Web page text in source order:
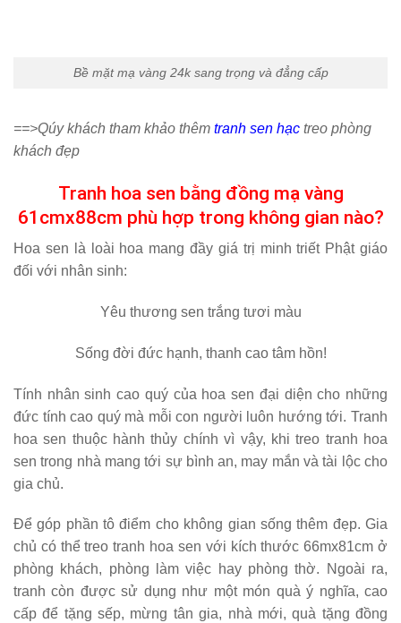
Bề mặt mạ vàng 24k sang trọng và đẳng cấp
==>Qúy khách tham khảo thêm tranh sen hạc treo phòng
khách đẹp
Tranh hoa sen bằng đồng mạ vàng
61cmx88cm phù hợp trong không gian nào?
Hoa sen là loài hoa mang đầy giá trị minh triết Phật giáo
đối với nhân sinh:
Yêu thương sen trắng tươi màu
Sống đời đức hạnh, thanh cao tâm hồn!
Tính nhân sinh cao quý của hoa sen đại diện cho những
đức tính cao quý mà mỗi con người luôn hướng tới. Tranh
hoa sen thuộc hành thủy chính vì vậy, khi treo tranh hoa
sen trong nhà mang tới sự bình an, may mắn và tài lộc cho
gia chủ.
Để góp phần tô điểm cho không gian sống thêm đẹp. Gia
chủ có thể treo tranh hoa sen với kích thước 66mx81cm ở
phòng khách, phòng làm việc hay phòng thờ. Ngoài ra,
tranh còn được sử dụng như một món quà ý nghĩa, cao
cấp để tặng sếp, mừng tân gia, nhà mới, quà tặng đồng